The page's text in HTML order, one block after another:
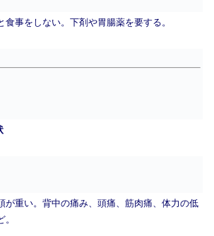
食事をしない。下剤や胃腸薬を要する。
が重い。背中の痛み、頭痛、筋肉痛、体力の低